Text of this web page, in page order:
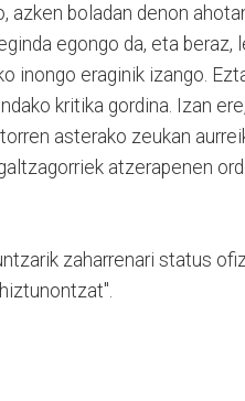
azken boladan denon
egongo da, eta beraz,
inongo eraginik izango.
kritika gordina. Izan
asterako zeukan
atzerapenen
zaharrenari status